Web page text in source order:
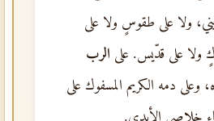
ولا على طقوسٍ ولا على
ولا على قدّيس. على الرب
وعلى دمه الكريم المسفوك على
خلاصي الأبدي.